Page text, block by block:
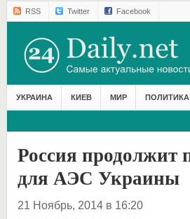
RSS Twitter Facebook
УКРАИНА КИЕВ МИР ПОЛИТИКА
Россия продолжит
для АЭС Украины
21 Ноябрь, 2014 в 16:20